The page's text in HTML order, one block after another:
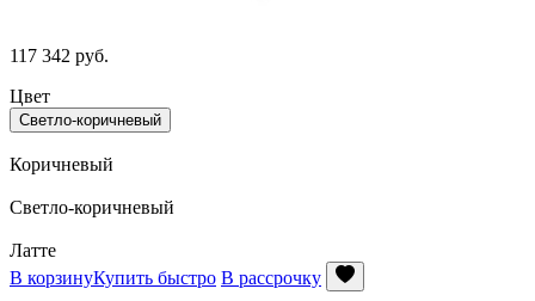
117 342 руб.
Цвет
Светло-коричневый
Коричневый
Светло-коричневый
Латте
В корзинуКупить быстро В рассрочку